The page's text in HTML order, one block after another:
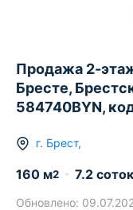
Продажа 2-
Бресте,
584740BYN,
г. Брест,
160 м2 7.2 соток
Обновлено: